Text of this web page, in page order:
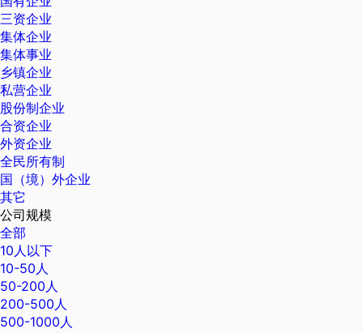
三资企业
集体企业
集体事业
乡镇企业
私营企业
股份制企业
合资企业
外资企业
全民所有制
国（境）外企业
其它
公司规模
全部
10人以下
10-50人
50-200人
200-500人
500-1000人